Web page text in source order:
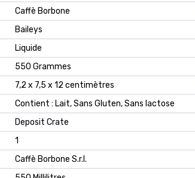
Caffè Borbone
Baileys
Liquide
550 Grammes
7,2 x 7,5 x 12 centimètres
Contient : Lait, Sans Gluten, Sans lactose
Deposit Crate
1
Caffè Borbone S.r.l.